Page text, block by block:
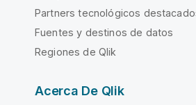
Partners tecnológicos
Fuentes y destinos de datos
Regiones de Qlik
Acerca De Qlik